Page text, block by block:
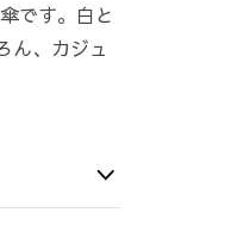
です。白と
ん、カジュ